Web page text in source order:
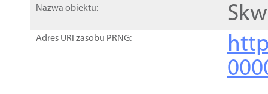
Nazwa obiektu:
Adres URI zasobu PRNG: